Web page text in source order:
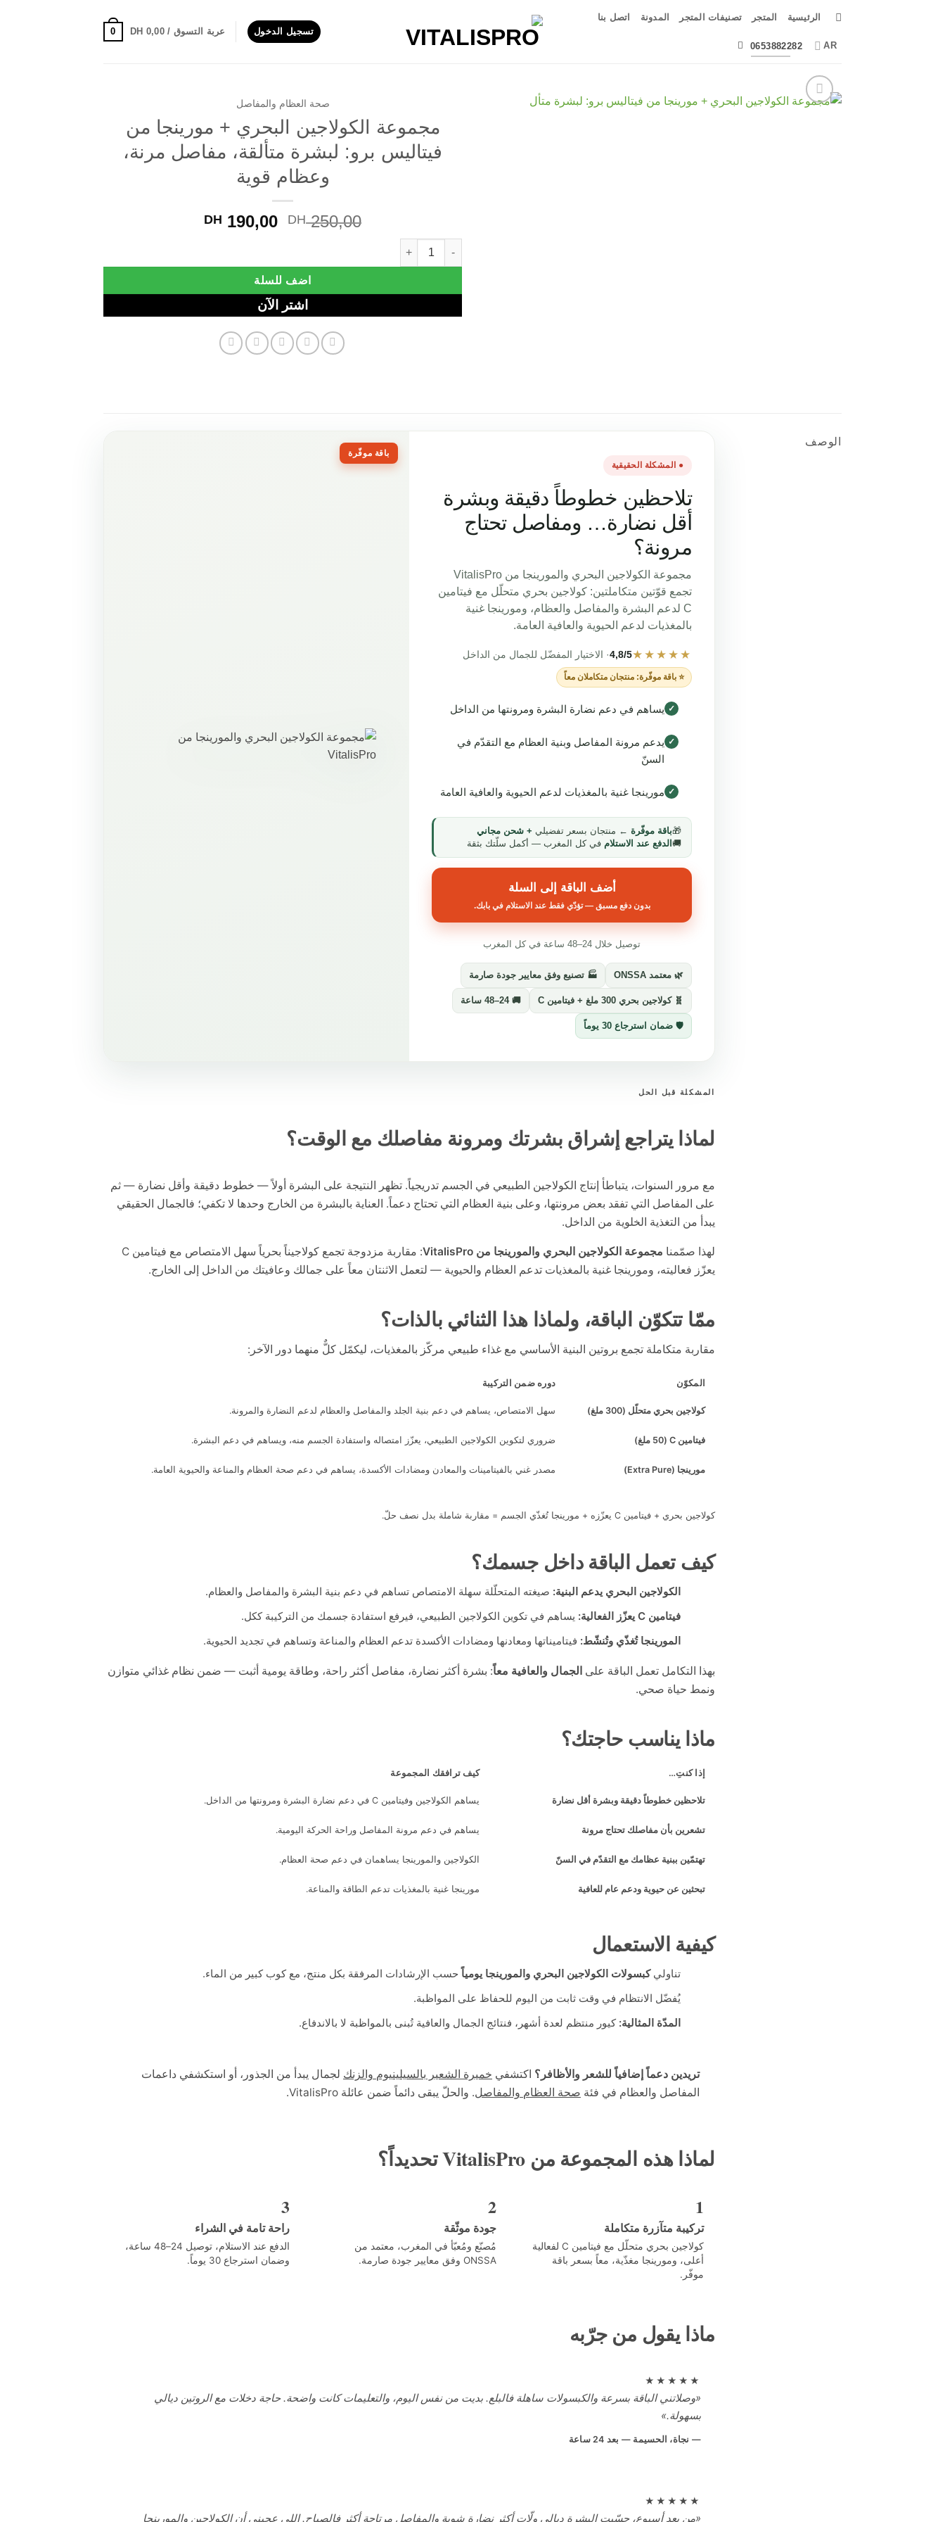
الرئيسية المتجر تصنيفات المتجر المدونة اتصل بنا
AR
0653882282
تسجيل الدخول عربة التسوق / DH 0,00
0
صحة العظام والمفاصل
مجموعة الكولاجين البحري + مورينجا من
فيتاليس برو: لبشرة متألقة، مفاصل مرنة،
وعظام قوية
DH250,00
Original
DH 250,00.
DH 190,00
DH 190,00.
مجموعة الكولاجين البحري + مورينجا من فيتاليس برو: لبشرة متألقة، مفاصل مرنة، وعظام قوية quantity
اضف للسلة
الوصف
● المشكلة الحقيقية
تلاحظين خطوطاً دقيقة وبشرة
أقل نضارة… ومفاصل تحتاج
مرونة؟
مجموعة الكولاجين البحري والمورينجا من VitalisPro
تجمع قوّتين متكاملتين: كولاجين بحري متحلّل مع فيتامين
C لدعم البشرة والمفاصل والعظام، ومورينجا غنية
بالمغذيات لدعم الحيوية والعافية العامة.
★★★★★
4,8/5· الاختيار المفضّل للجمال من الداخل
⭐ باقة موفّرة: منتجان متكاملان معاً
✓ يساهم في دعم نضارة البشرة ومرونتها من الداخل
✓ يدعم مرونة المفاصل وبنية العظام مع التقدّم في
السنّ
✓ مورينجا غنية بالمغذيات لدعم الحيوية والعافية العامة
🎁باقة موفّرة ← منتجان بسعر تفضيلي + شحن مجاني
🚚 الدفع عند الاستلام في كل المغرب — أكمل سلّتك بثقة
أضف الباقة إلى السلة
بدون دفع مسبق — تؤدّي فقط عند الاستلام في بابك.
توصيل خلال 24–48 ساعة في كل المغرب
🌿 معتمد ONSSA 🏭 تصنيع وفق معايير جودة صارمة
🧬 كولاجين بحري 300 ملغ + فيتامين C 🚚 24–48 ساعة
🛡️ ضمان استرجاع 30 يوماً
باقة موفّرة
المشكلة قبل الحل
لماذا يتراجع إشراق بشرتك ومرونة مفاصلك مع الوقت؟
مع مرور السنوات، يتباطأ إنتاج الكولاجين الطبيعي في الجسم تدريجياً. تظهر النتيجة على البشرة أولاً — خطوط دقيقة وأقل نضارة — ثم
على المفاصل التي تفقد بعض مرونتها، وعلى بنية العظام التي تحتاج دعماً. العناية بالبشرة من الخارج وحدها لا تكفي؛ فالجمال الحقيقي
يبدأ من التغذية الخلوية من الداخل.
لهذا صمّمنا مجموعة الكولاجين البحري والمورينجا من VitalisPro
: مقاربة مزدوجة تجمع كولاجيناً بحرياً سهل الامتصاص مع فيتامين C
يعزّز فعاليته، ومورينجا غنية بالمغذيات تدعم العظام والحيوية — لتعمل الاثنتان معاً على جمالك وعافيتك من الداخل إلى الخارج.
ممّا تتكوّن الباقة، ولماذا هذا الثنائي بالذات؟
مقاربة متكاملة تجمع بروتين البنية الأساسي مع غذاء طبيعي مركّز بالمغذيات، ليكمّل كلٌّ منهما دور الآخر:
المكوّن دوره ضمن التركيبة
كولاجين بحري متحلّل (300 ملغ) سهل الامتصاص، يساهم في دعم بنية الجلد والمفاصل والعظام لدعم النضارة والمرونة.
فيتامين C (50 ملغ) ضروري لتكوين الكولاجين الطبيعي، يعزّز امتصاله واستفادة الجسم منه، ويساهم في دعم البشرة.
مورينجا (Extra Pure) مصدر غني بالفيتامينات والمعادن ومضادات الأكسدة، يساهم في دعم صحة العظام والمناعة والحيوية العامة.
كولاجين بحري + فيتامين C يعزّزه + مورينجا تُغذّي الجسم = مقاربة شاملة بدل نصف حلّ.
كيف تعمل الباقة داخل جسمك؟
الكولاجين البحري يدعم البنية: صيغته المتحلّلة سهلة الامتصاص تساهم في دعم بنية البشرة والمفاصل والعظام.
فيتامين C يعزّز الفعالية:
يساهم في تكوين الكولاجين الطبيعي، فيرفع استفادة جسمك من التركيبة ككل.
المورينجا تُغذّي وتُنشّط: فيتاميناتها ومعادنها ومضادات الأكسدة تدعم العظام والمناعة وتساهم في تجديد الحيوية.
بهذا التكامل تعمل الباقة على الجمال والعافية معاً: بشرة أكثر نضارة، مفاصل أكثر راحة، وطاقة يومية أثبت — ضمن نظام غذائي متوازن
ونمط حياة صحي.
ماذا يناسب حاجتك؟
إذا كنتِ… كيف ترافقك المجموعة
تلاحظين خطوطاً دقيقة وبشرة أقل نضارة يساهم الكولاجين وفيتامين C في دعم نضارة البشرة ومرونتها من الداخل.
تشعرين بأن مفاصلك تحتاج مرونة يساهم في دعم مرونة المفاصل وراحة الحركة اليومية.
تهتمّين ببنية عظامك مع التقدّم في السنّ الكولاجين والمورينجا يساهمان في دعم صحة العظام.
تبحثين عن حيوية ودعم عام للعافية مورينجا غنية بالمغذيات تدعم الطاقة والمناعة.
كيفية الاستعمال
تناوليكبسولات الكولاجين البحري والمورينجا يومياًحسب الإرشادات المرفقة بكل منتج، مع كوب كبير من الماء.
يُفضّل الانتظام في وقت ثابت من اليوم للحفاظ على المواظبة.
المدّة المثالية: كيور منتظم لعدة أشهر، فنتائج الجمال والعافية تُبنى بالمواظبة لا بالاندفاع.
تريدين دعماً إضافياً للشعر والأظافر؟ اكتشفي خميرة الشعير بالسيلينيوم والزنك لجمال يبدأ من الجذور، أو استكشفي داعمات
المفاصل والعظام في فئة صحة العظام والمفاصل. والحلّ يبقى دائماً ضمن عائلة VitalisPro.
لماذا هذه المجموعة من VitalisPro تحديداً؟
1
تركيبة متآزرة متكاملة
كولاجين بحري متحلّل مع فيتامين C لفعالية
أعلى، ومورينجا مغذّية، معاً بسعر باقة
موفّر.
2
جودة موثّقة
مُصنّع ومُعبّأ في المغرب، معتمد من
ONSSA وفق معايير جودة صارمة.
3
راحة تامة في الشراء
الدفع عند الاستلام، توصيل 24–48 ساعة،
وضمان استرجاع 30 يوماً.
ماذا يقول من جرّبه
★★★★★
«وصلاتني الباقة بسرعة والكبسولات ساهلة فالبلع. بديت من نفس اليوم، والتعليمات كانت واضحة. حاجة دخلات مع الروتين ديالي
بسهولة.»
نجاة، الحسيمة — بعد 24 ساعة
★★★★★
«من بعد أسبوع، حسّيت البشرة ديالي ولّات أكثر نضارة شوية والمفاصل مرتاحة أكثر فالصباح. اللي عجبني أن الكولاجين والمورينجا